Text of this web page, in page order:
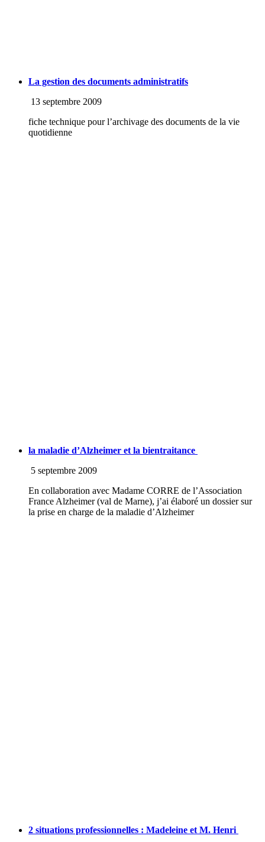
La gestion des documents administratifs
13 septembre 2009
fiche technique pour l’archivage des documents de la vie
quotidienne
la maladie d’Alzheimer et la bientraitance
5 septembre 2009
En collaboration avec Madame CORRE de l’Association
France Alzheimer (val de Marne), j’ai élaboré un dossier sur
la prise en charge de la maladie d’Alzheimer
2 situations professionnelles : Madeleine et M. Henri